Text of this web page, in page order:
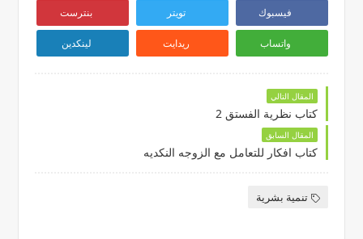
فيسبوك تويتر بنترست
واتساب ريدايت لينكدين
المقال التالي
كتاب نظرية الفستق 2
المقال السابق
كتاب افكار للتعامل مع الزوجه النكديه
تنمية بشرية